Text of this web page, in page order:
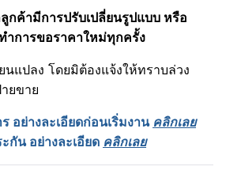
กค้ามีการปรับเปลี่ยนรูปแบบ หรือ
ำการขอราคาใหม่ทุกครั้ง
แปลง โดยมิต้องแจ้งให้ทราบล่วง
ยขาย
อย่างละเอียดก่อนเริ่มงาน คลิกเลย
กัน อย่างละเอียด คลิกเลย